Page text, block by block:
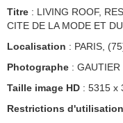
Titre : LIVING ROOF,
CITE DE LA MODE ET
Localisation : PARIS,
Photographe :
Taille image HD : 5315 x
Restrictions